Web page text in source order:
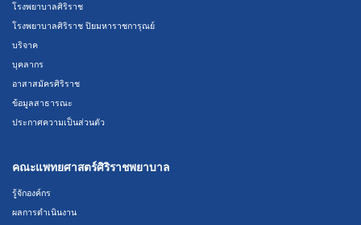
โรงพยาบาลศิริราช
โรงพยาบาลศิริราช ปิยมหาราชการุณย์
บริจาค
บุคลากร
อาสาสมัครศิริราช
ข้อมูลสาธารณะ
ประกาศความเป็นส่วนตัว
คณะแพทยศาสตร์ศิริราชพยาบาล
รู้จักองค์กร
ผลการดำเนินงาน